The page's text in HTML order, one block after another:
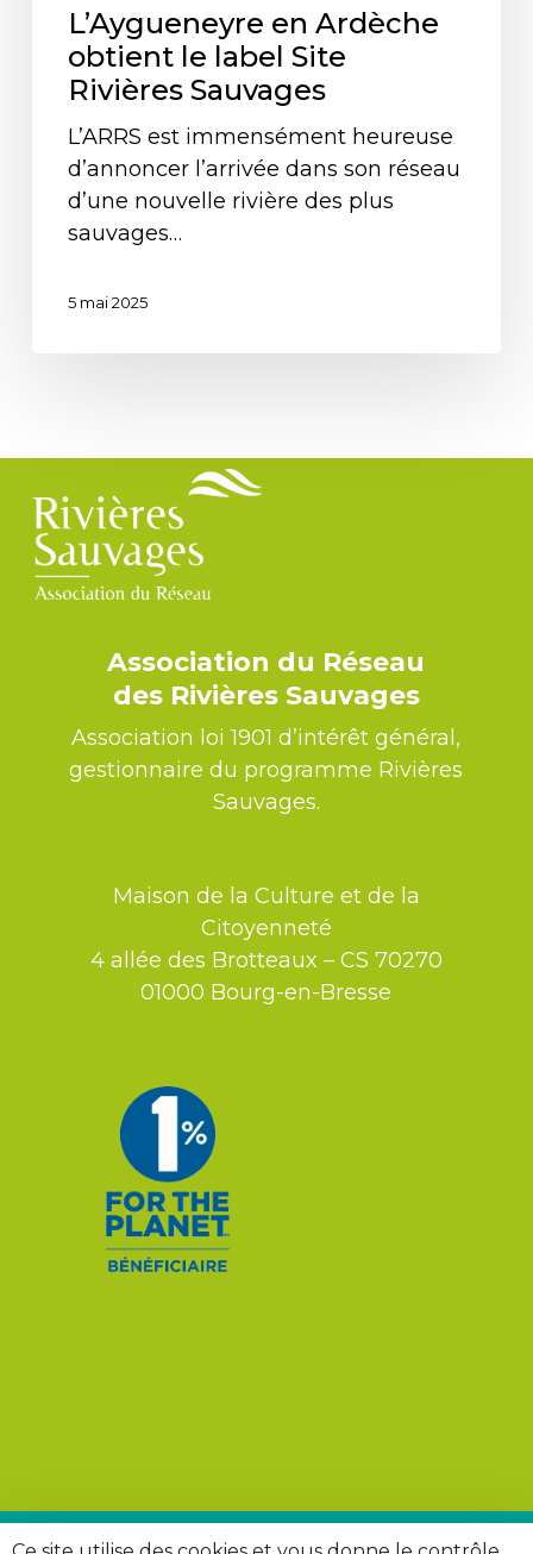
L’Aygueneyre en Ardèche
obtient le label Site
Rivières Sauvages
L’ARRS est immensément heureuse
d’annoncer l’arrivée dans son réseau
d’une nouvelle rivière des plus
sauvages…
5 mai 2025
Association du Réseau
des Rivières Sauvages
Association loi 1901 d’intérêt général,
gestionnaire du programme Rivières
Sauvages.
Maison de la Culture et de la
Citoyenneté
4 allée des Brotteaux – CS 70270
01000 Bourg-en-Bresse